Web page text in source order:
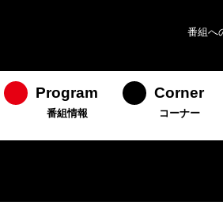
番組へ
Program
番組情報
Corner
コーナー